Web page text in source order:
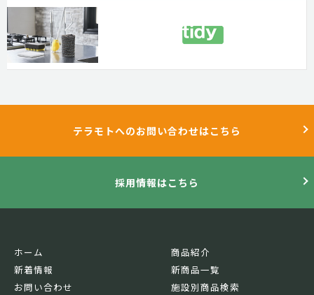
テラモトへのお問い合わせはこちら
採用情報はこちら
ホーム
新着情報
お問い合わせ
商品紹介
新商品一覧
施設別商品検索